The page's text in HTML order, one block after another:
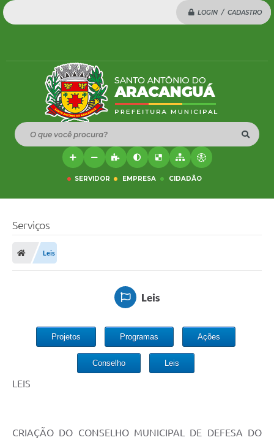
LOGIN / CADASTRO
O que você procura?
SERVIDOR EMPRESA CIDADÃO
Serviços
Leis
Leis
Projetos Programas Ações
Conselho Leis
LEIS
CRIAÇÃO DO CONSELHO MUNICIPAL DE DEFESA DO